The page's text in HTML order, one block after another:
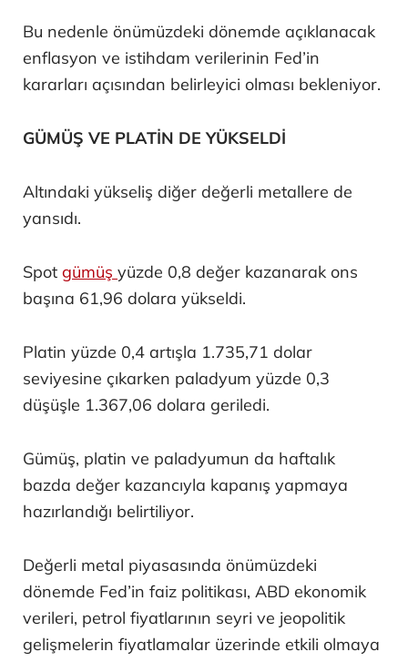
Bu nedenle önümüzdeki dönemde açıklanacak
enflasyon ve istihdam verilerinin Fed’in
kararları açısından belirleyici olması bekleniyor.
GÜMÜŞ VE PLATİN DE YÜKSELDİ
Altındaki yükseliş diğer değerli metallere de
yansıdı.
Spot gümüş yüzde 0,8 değer kazanarak ons
başına 61,96 dolara yükseldi.
Platin yüzde 0,4 artışla 1.735,71 dolar
seviyesine çıkarken paladyum yüzde 0,3
düşüşle 1.367,06 dolara geriledi.
Gümüş, platin ve paladyumun da haftalık
bazda değer kazancıyla kapanış yapmaya
hazırlandığı belirtiliyor.
Değerli metal piyasasında önümüzdeki
dönemde Fed’in faiz politikası, ABD ekonomik
verileri, petrol fiyatlarının seyri ve jeopolitik
gelişmelerin fiyatlamalar üzerinde etkili olmaya